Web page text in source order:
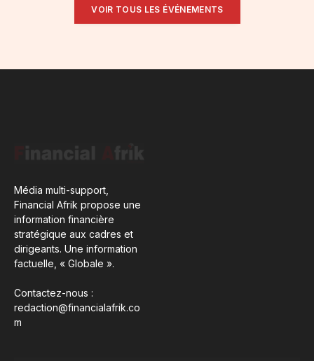
VOIR TOUS LES ÉVÉNEMENTS
Média multi-support,
Financial Afrik propose une
information financière
stratégique aux cadres et
dirigeants. Une information
factuelle, « Globale ».
Contactez-nous :
redaction@financialafrik.co
m